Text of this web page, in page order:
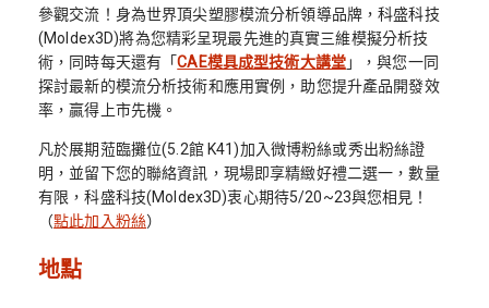
參觀交流！身為世界頂尖塑膠模流分析領導品牌，科盛科技
(Moldex3D)將為您精彩呈現最先進的真實三維模擬分析技
術，同時每天還有「CAE模具成型技術大講堂」，與您一同
探討最新的模流分析技術和應用實例，助您提升產品開發效
率，贏得上市先機。
凡於展期蒞臨攤位(5.2館 K41)加入微博粉絲或秀出粉絲證
明，並留下您的聯絡資訊，現場即享精緻好禮二選一，數量
有限，科盛科技(Moldex3D)衷心期待5/20~23與您相見！
（點此加入粉絲）
地點